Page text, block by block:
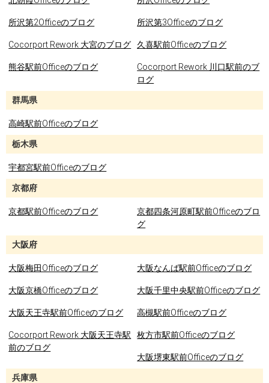
所沢第2Officeのブログ 所沢第3Officeのブログ
Cocorport Rework 大宮のブログ 久喜駅前Officeのブログ
熊谷駅前Officeのブログ
Cocorport Rework 川口駅前のブ
ログ
群馬県
高崎駅前Officeのブログ
栃木県
宇都宮駅前Officeのブログ
京都府
京都駅前Officeのブログ
京都四条河原町駅前Officeのブロ
グ
大阪府
大阪梅田Officeのブログ 大阪なんば駅前Officeのブログ
大阪京橋Officeのブログ 大阪千里中央駅前Officeのブログ
大阪天王寺駅前Officeのブログ 高槻駅前Officeのブログ
Cocorport Rework 大阪天王寺駅
前のブログ
枚方市駅前Officeのブログ
大阪堺東駅前Officeのブログ
兵庫県